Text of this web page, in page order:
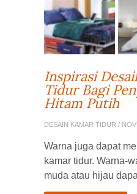
Inspirasi
Tidur Bagi
Hitam Putih
DESAIN KAMAR TIDUR /
Warna juga dapat
kamar tidur. Warna-
muda atau hijau